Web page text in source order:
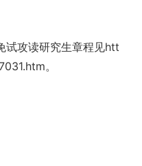
试攻读研究生章程见htt
。